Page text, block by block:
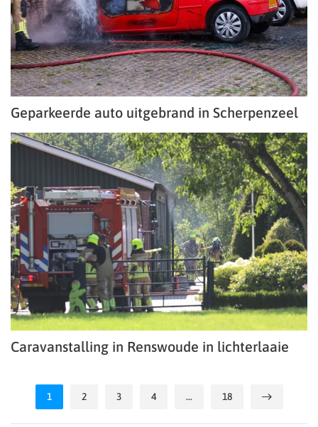
Geparkeerde auto uitgebrand in Scherpenzeel
Caravanstalling in Renswoude in lichterlaaie
1 2 3 4 … 18